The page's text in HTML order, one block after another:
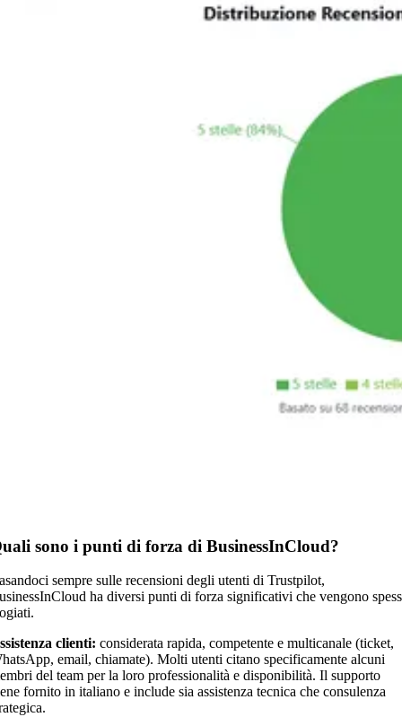
sono i punti di forza di BusinessInCloud?
sempre sulle recensioni degli utenti di Trustpilot,
ha diversi punti di forza significativi che vengono
clienti: considerata rapida, competente e multicanale (ticket,
email, chiamate). Molti utenti citano specificamente alcuni
del team per la loro professionalità e disponibilità. Il supporto
fornito in italiano e include sia assistenza tecnica che consulenza